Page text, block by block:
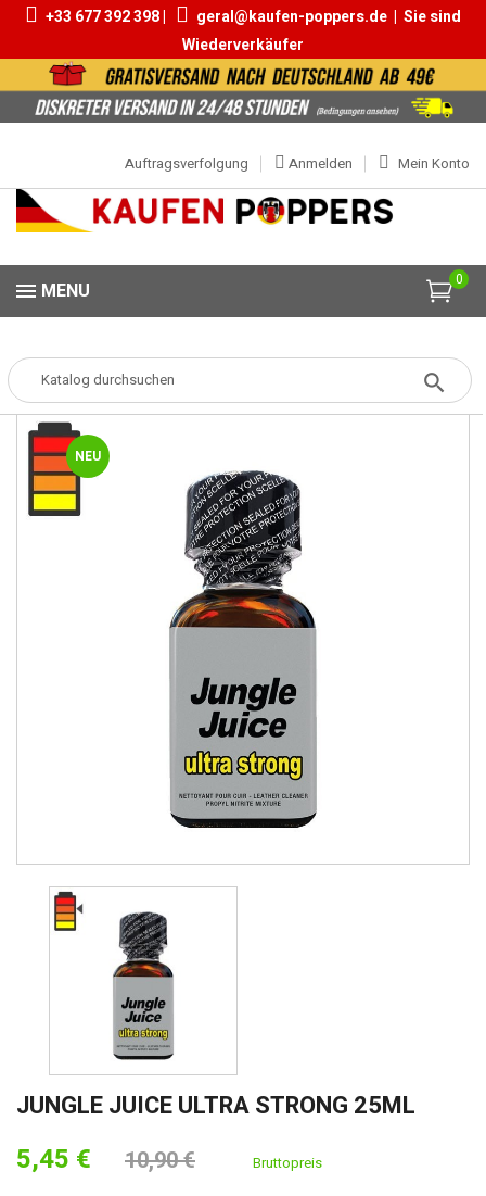
+33 677 392 398 | geral@kaufen-poppers.de | Sie sind
Wiederverkäufer
Mein Konto
Anmelden
Auftragsverfolgung
0
MENU
Popper Popper Grosse Jungle Juice Ultra Strong 25ml
NEU
JUNGLE JUICE ULTRA STRONG 25ML
5,45 € 10,90 € Bruttopreis